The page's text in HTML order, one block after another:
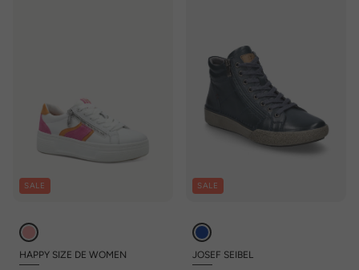
SALE
HAPPY SIZE DE WOMEN
SALE
JOSEF SEIBEL